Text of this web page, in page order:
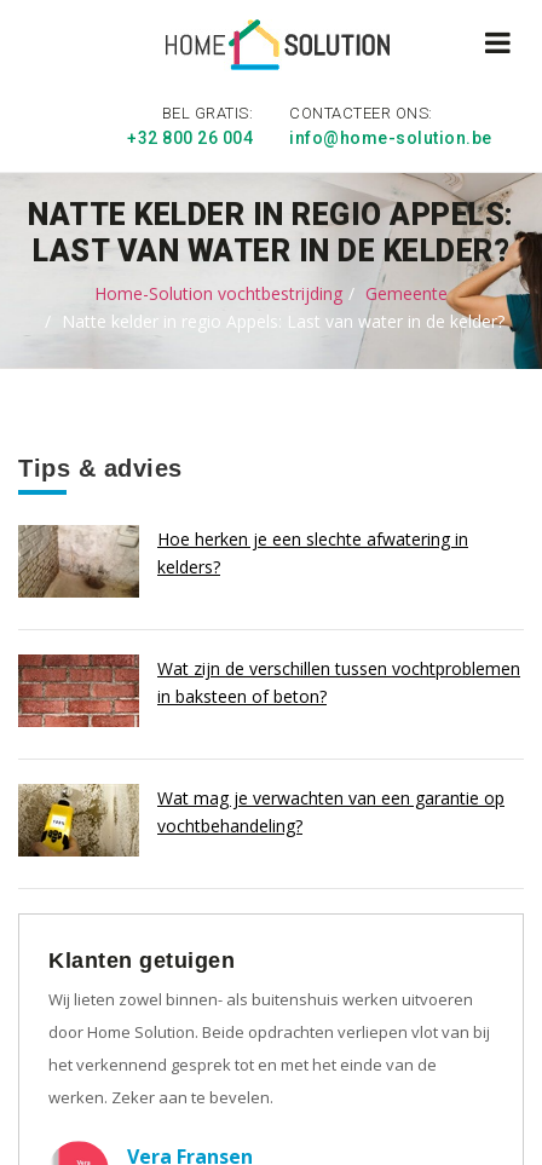
BEL GRATIS:
+32 800 26 004
CONTACTEER ONS:
info@home-solution.be
NATTE KELDER IN REGIO APPELS:
LAST VAN WATER IN DE KELDER?
Home-Solution vochtbestrijding
Gemeente
Natte kelder in regio Appels: Last van water in de kelder?
Tips & advies
Hoe herken je een slechte afwatering in
kelders?
Wat zijn de verschillen tussen vochtproblemen
in baksteen of beton?
Wat mag je verwachten van een garantie op
vochtbehandeling?
Klanten getuigen
Wij lieten zowel binnen- als buitenshuis werken uitvoeren
door Home Solution. Beide opdrachten verliepen vlot van bij
het verkennend gesprek tot en met het einde van de
werken. Zeker aan te bevelen.
Vera Fransen